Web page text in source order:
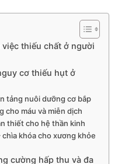
thiếu chất ở người
cơ thiếu hụt ở
tảng nuôi dưỡng cơ bắp
cho máu và miễn dịch
thiết cho hệ thần kinh
khóa cho xương khỏe
cường hấp thu và đa